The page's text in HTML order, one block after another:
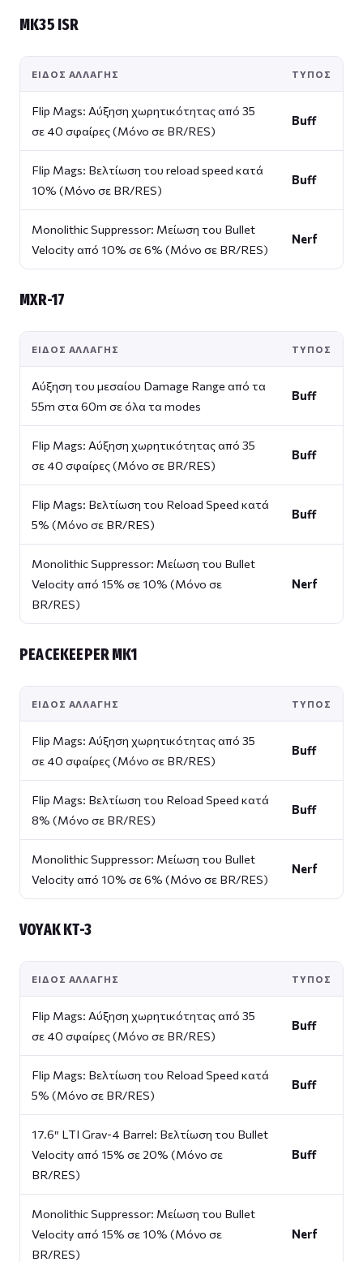
MK35 ISR
ΕΊΔΟΣ ΑΛΛΑΓΉΣ ΤΎΠΟΣ
Flip Mags: Αύξηση χωρητικότητας από 35
σε 40 σφαίρες (Μόνο σε BR/RES)
Buff
Flip Mags: Βελτίωση του reload speed κατά
10% (Μόνο σε BR/RES)
Buff
Monolithic Suppressor: Μείωση του Bullet
Velocity από 10% σε 6% (Μόνο σε BR/RES)
Nerf
MXR-17
ΕΊΔΟΣ ΑΛΛΑΓΉΣ ΤΎΠΟΣ
Αύξηση του μεσαίου Damage Range από τα
55m στα 60m σε όλα τα modes
Buff
Flip Mags: Αύξηση χωρητικότητας από 35
σε 40 σφαίρες (Μόνο σε BR/RES)
Buff
Flip Mags: Βελτίωση του Reload Speed κατά
5% (Μόνο σε BR/RES)
Buff
Monolithic Suppressor: Μείωση του Bullet
Velocity από 15% σε 10% (Μόνο σε
BR/RES)
Nerf
PEACEKEEPER MK1
ΕΊΔΟΣ ΑΛΛΑΓΉΣ ΤΎΠΟΣ
Flip Mags: Αύξηση χωρητικότητας από 35
σε 40 σφαίρες (Μόνο σε BR/RES)
Buff
Flip Mags: Βελτίωση του Reload Speed κατά
8% (Μόνο σε BR/RES)
Buff
Monolithic Suppressor: Μείωση του Bullet
Velocity από 10% σε 6% (Μόνο σε BR/RES)
Nerf
VOYAK KT-3
ΕΊΔΟΣ ΑΛΛΑΓΉΣ ΤΎΠΟΣ
Flip Mags: Αύξηση χωρητικότητας από 35
σε 40 σφαίρες (Μόνο σε BR/RES)
Buff
Flip Mags: Βελτίωση του Reload Speed κατά
5% (Μόνο σε BR/RES)
Buff
17.6″ LTI Grav-4 Barrel: Βελτίωση του Bullet
Velocity από 15% σε 20% (Μόνο σε
BR/RES)
Buff
Monolithic Suppressor: Μείωση του Bullet
Velocity από 15% σε 10% (Μόνο σε
BR/RES)
Nerf